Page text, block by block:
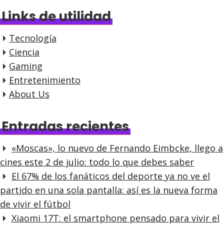
Links de utilidad
Tecnología
Ciencia
Gaming
Entretenimiento
About Us
Entradas recientes
«Moscas», lo nuevo de Fernando Eimbcke, llego a
cines este 2 de julio: todo lo que debes saber
El 67% de los fanáticos del deporte ya no ve el
partido en una sola pantalla: así es la nueva forma
de vivir el fútbol
Xiaomi 17T: el smartphone pensado para vivir el